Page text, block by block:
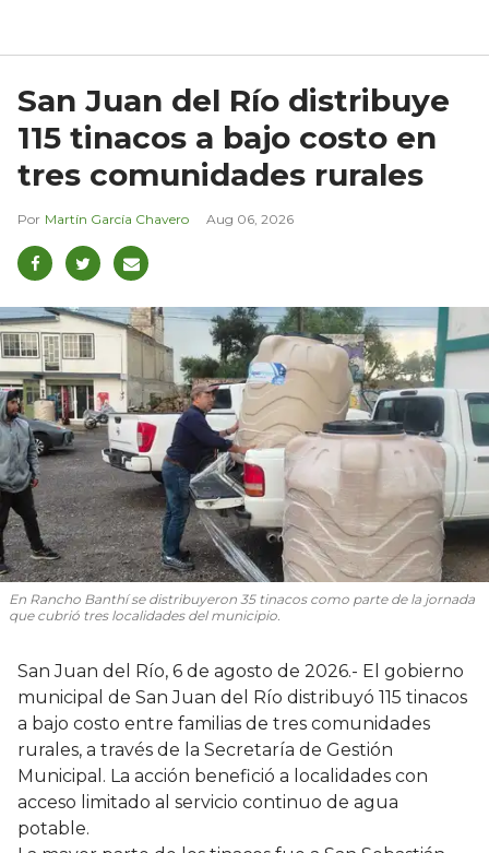
San Juan del Río distribuye
115 tinacos a bajo costo en
tres comunidades rurales
Martín García Chavero Aug 06, 2026
En Rancho Banthí se distribuyeron 35 tinacos como parte de la jornada
que cubrió tres localidades del municipio.
San Juan del Río, 6 de agosto de 2026.- El gobierno
municipal de San Juan del Río distribuyó 115 tinacos
a bajo costo entre familias de tres comunidades
rurales, a través de la Secretaría de Gestión
Municipal. La acción benefició a localidades con
acceso limitado al servicio continuo de agua
potable.